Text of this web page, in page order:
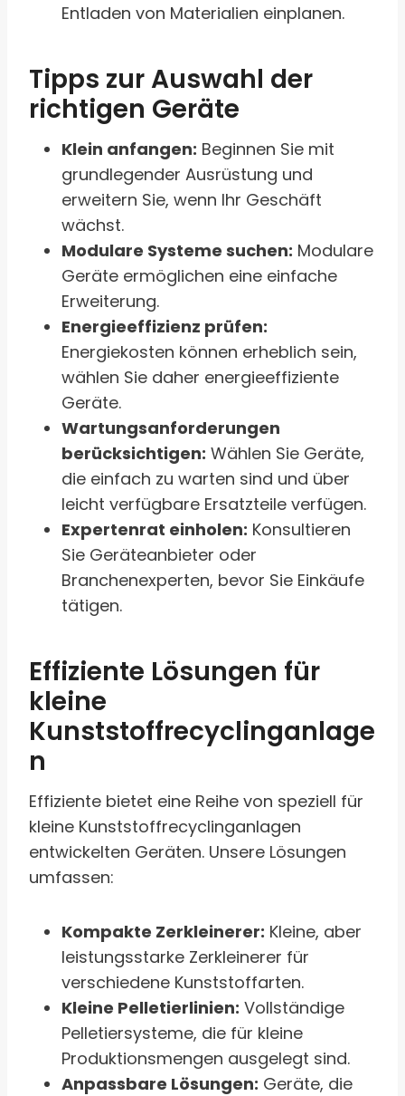
Entladen von Materialien einplanen.
Tipps zur Auswahl der
richtigen Geräte
Klein anfangen: Beginnen Sie mit
grundlegender Ausrüstung und
erweitern Sie, wenn Ihr Geschäft
wächst.
Modulare Systeme suchen: Modulare
Geräte ermöglichen eine einfache
Erweiterung.
Energieeffizienz prüfen:
Energiekosten können erheblich sein,
wählen Sie daher energieeffiziente
Geräte.
Wartungsanforderungen
berücksichtigen: Wählen Sie Geräte,
die einfach zu warten sind und über
leicht verfügbare Ersatzteile verfügen.
Expertenrat einholen: Konsultieren
Sie Geräteanbieter oder
Branchenexperten, bevor Sie Einkäufe
tätigen.
Effiziente Lösungen für
kleine
Kunststoffrecyclinganlage
n
Effiziente bietet eine Reihe von speziell für
kleine Kunststoffrecyclinganlagen
entwickelten Geräten. Unsere Lösungen
umfassen:
Kompakte Zerkleinerer: Kleine, aber
leistungsstarke Zerkleinerer für
verschiedene Kunststoffarten.
Kleine Pelletierlinien: Vollständige
Pelletiersysteme, die für kleine
Produktionsmengen ausgelegt sind.
Anpassbare Lösungen: Geräte, die